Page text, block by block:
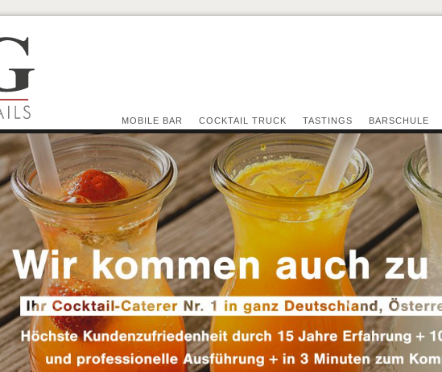
MOBILE BAR COCKTAIL TRUCK TASTINGS BARSCHULE